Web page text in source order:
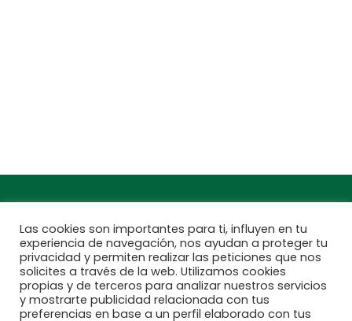
Las cookies son importantes para ti, influyen en tu
experiencia de navegación, nos ayudan a proteger tu
privacidad y permiten realizar las peticiones que nos
solicites a través de la web. Utilizamos cookies
propias y de terceros para analizar nuestros servicios
y mostrarte publicidad relacionada con tus
preferencias en base a un perfil elaborado con tus